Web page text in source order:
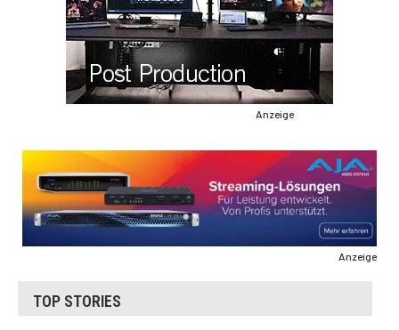
Anzeige
Anzeige
TOP STORIES